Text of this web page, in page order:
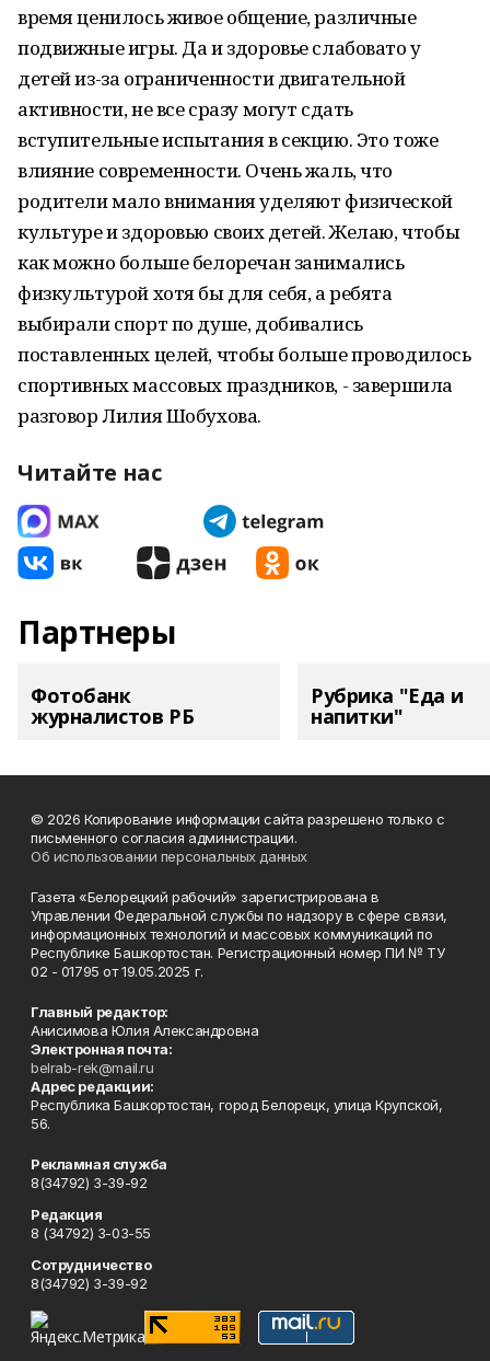
время ценилось живое общение, различные
подвижные игры. Да и здоровье слабовато у
детей из-за ограниченности двигательной
активности, не все сразу могут сдать
вступительные испытания в секцию. Это тоже
влияние современности. Очень жаль, что
родители мало внимания уделяют физической
культуре и здоровью своих детей. Желаю, чтобы
как можно больше белоречан занимались
физкультурой хотя бы для себя, а ребята
выбирали спорт по душе, добивались
поставленных целей, чтобы больше проводилось
спортивных массовых праздников, - завершила
разговор Лилия Шобухова.
Читайте нас
Партнеры
Фотобанк
журналистов РБ
Рубрика "Еда и
напитки"
© 2026 Копирование информации сайта разрешено только с
письменного согласия администрации.
Об использовании персональных данных
Газета «Белорецкий рабочий» зарегистрирована в
Управлении Федеральной службы по надзору в сфере связи,
информационных технологий и массовых коммуникаций по
Республике Башкортостан. Регистрационный номер ПИ № ТУ
02 - 01795 от 19.05.2025 г.
Главный редактор:
Анисимова Юлия Александровна
Электронная почта:
belrab-rek@mail.ru
Адрес редакции:
Республика Башкортостан, город Белорецк, улица Крупской,
56.
Рекламная служба
8(34792) 3-39-92
Редакция
8 (34792) 3-03-55
Сотрудничество
8(34792) 3-39-92